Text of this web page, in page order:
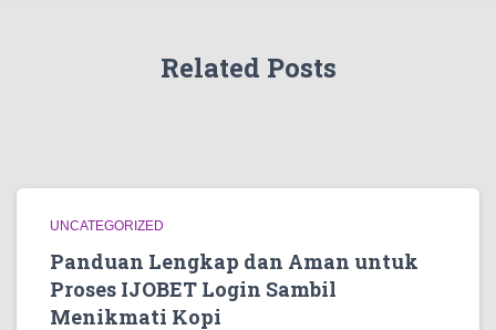
Related Posts
UNCATEGORIZED
Panduan Lengkap dan Aman untuk
Proses IJOBET Login Sambil
Menikmati Kopi